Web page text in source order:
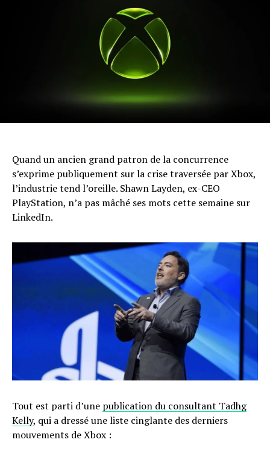
Quand un ancien grand patron de la concurrence
s’exprime publiquement sur la crise traversée par Xbox,
l’industrie tend l’oreille. Shawn Layden, ex-CEO
PlayStation, n’a pas mâché ses mots cette semaine sur
LinkedIn.
Tout est parti d’une publication du consultant Tadhg
Kelly, qui a dressé une liste cinglante des derniers
mouvements de Xbox :